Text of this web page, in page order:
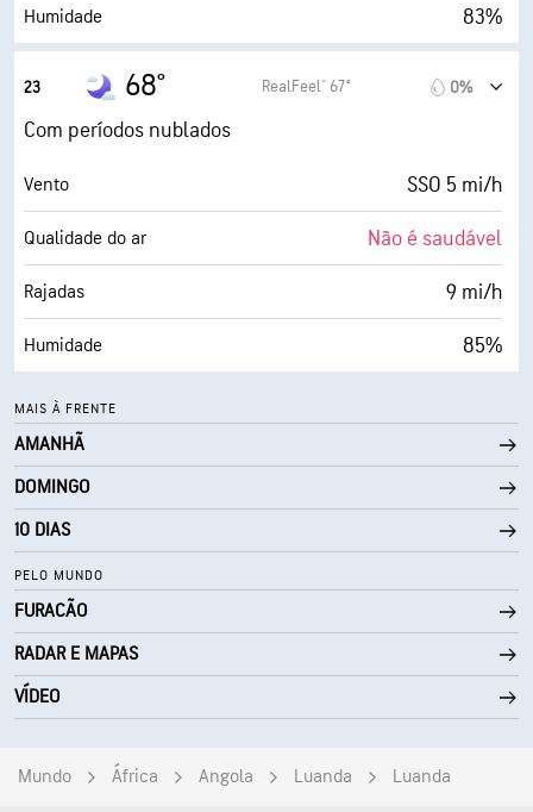
Humidade 83%
Ponto de orvalho
AccuLumen Brightness Index™
Cobertura de nuvens 41%
Visibilidade 5 milhas
Teto de nuvens 30000 pés
23 68° RealFeel® 67° 0%
Com períodos nublados
Vento SSO 5 mi/h
Qualidade do ar Não é saudável
Rajadas 9 mi/h
Humidade 85%
Ponto de orvalho
AccuLumen Brightness Index™ 0 (Escuro)
Cobertura de nuvens 60%
Visibilidade 5 milhas
Teto de nuvens 1900 pés
MAIS À FRENTE
AMANHÃ
DOMINGO
10 DIAS
PELO MUNDO
FURACÃO
RADAR E MAPAS
VÍDEO
Mundo África Angola Luanda Luanda